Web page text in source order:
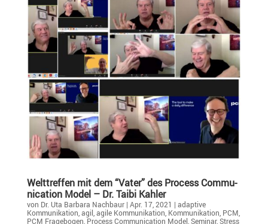
Welttreffen mit dem “Vater” des Process Commu­
ni­ca­tion Model – Dr. Taibi Kahler
von Dr. Uta Barbara Nachbaur| Apr. 17, 2021 | adaptive
Kommunikation agil agile Kommunikation Kommunikation PCM
PCM Fragebogen Process Communication Model Seminar, Stress